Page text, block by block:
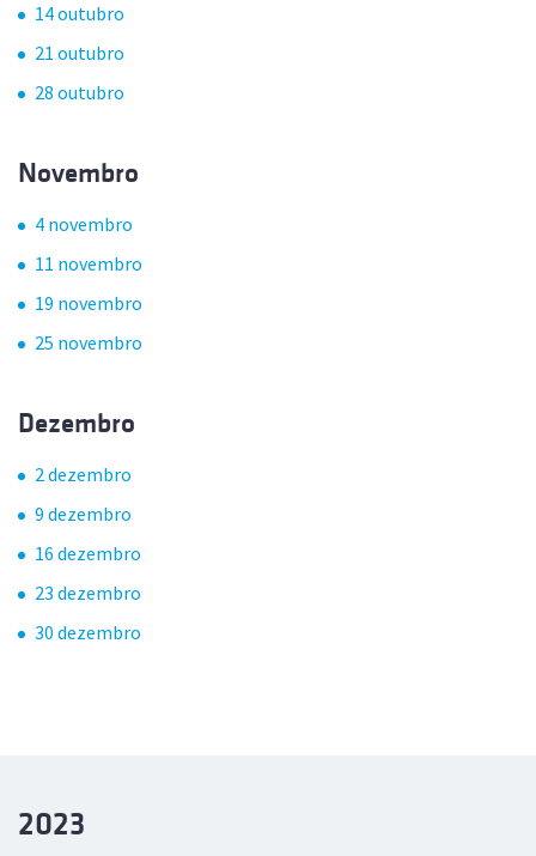
14 outubro
21 outubro
28 outubro
Novembro
4 novembro
11 novembro
19 novembro
25 novembro
Dezembro
2 dezembro
9 dezembro
16 dezembro
23 dezembro
30 dezembro
2023